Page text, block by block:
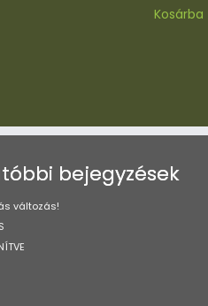
bejegyzések
változás!